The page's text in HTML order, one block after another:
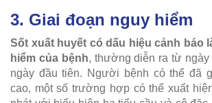
3. Giai đoạn nguy hiểm
Sốt xuất huyết có dấu hiệu cảnh báo
hiểm của bệnh, thường diễn ra từ
ngày đầu tiên. Người bệnh có thể đã
cao, một số trường hợp có thể xuất